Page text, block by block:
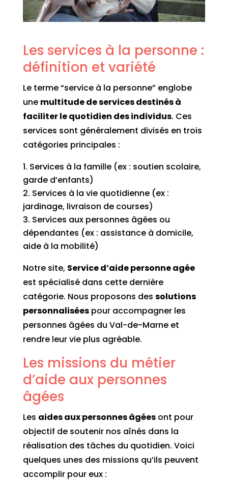
Les services à la personne :
définition et variété
Le terme “service à la personne” englobe
une multitude de services destinés à
faciliter le quotidien des individus. Ces
services sont généralement divisés en trois
catégories principales :
Services à la famille (ex : soutien scolaire,
garde d’enfants)
Services à la vie quotidienne (ex :
jardinage, livraison de courses)
Services aux personnes âgées ou
dépendantes (ex : assistance à domicile,
aide à la mobilité)
Notre site, Service d’aide personne agée
est spécialisé dans cette dernière
catégorie. Nous proposons des solutions
personnaliséespour accompagner les
personnes âgées du Val-de-Marne et
rendre leur vie plus agréable.
Les missions du métier
d’aide aux personnes
âgées
Les aides aux personnes âgéesont pour
objectif de soutenir nos aînés dans la
réalisation des tâches du quotidien. Voici
quelques unes des missions qu’ils peuvent
accomplir pour eux :